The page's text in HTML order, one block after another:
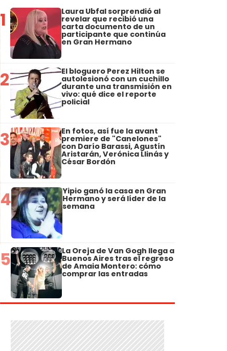
1 Laura Ubfal sorprendió al
revelar que recibió una
carta documento de un
participante que continúa
en Gran Hermano
2 El bloguero Perez Hilton se
autolesionó con un cuchillo
durante una transmisión en
vivo: qué dice el reporte
policial
3 En fotos, así fue la avant
premiere de "Canelones"
con Darío Barassi, Agustín
Aristarán, Verónica Llinás y
César Bordón
4 Yipio ganó la casa en Gran
Hermano y será líder de la
semana
5 La Oreja de Van Gogh llega a
Buenos Aires tras el regreso
de Amaia Montero: cómo
comprar las entradas